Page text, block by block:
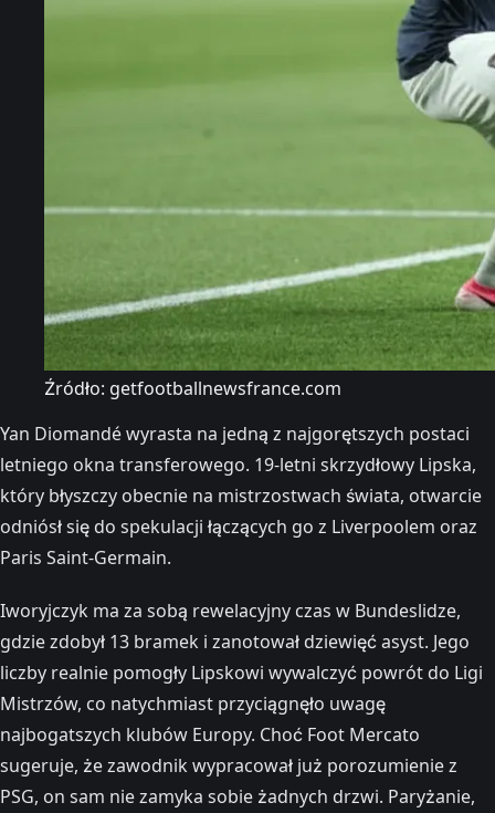
Źródło: getfootballnewsfrance.com
Yan Diomandé wyrasta na jedną z najgorętszych postaci
letniego okna transferowego. 19-letni skrzydłowy Lipska,
który błyszczy obecnie na mistrzostwach świata, otwarcie
odniósł się do spekulacji łączących go z Liverpoolem oraz
Paris Saint-Germain.
Iworyjczyk ma za sobą rewelacyjny czas w Bundeslidze,
gdzie zdobył 13 bramek i zanotował dziewięć asyst. Jego
liczby realnie pomogły Lipskowi wywalczyć powrót do Ligi
Mistrzów, co natychmiast przyciągnęło uwagę
najbogatszych klubów Europy. Choć Foot Mercato
sugeruje, że zawodnik wypracował już porozumienie z
PSG, on sam nie zamyka sobie żadnych drzwi. Paryżanie,